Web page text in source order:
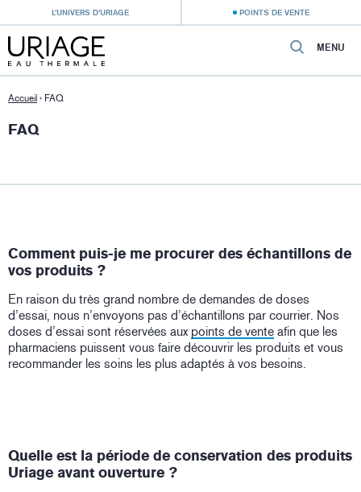
L’UNIVERS D’URIAGE POINTS DE VENTE
MENU
Accueil › FAQ
FAQ
Comment puis-je me procurer des échantillons de
vos produits ?
En raison du très grand nombre de demandes de doses
d’essai, nous n’envoyons pas d’échantillons par courrier. Nos
doses d’essai sont réservées aux points de vente afin que les
pharmaciens puissent vous faire découvrir les produits et vous
recommander les soins les plus adaptés à vos besoins.
Quelle est la période de conservation des produits
Uriage avant ouverture ?